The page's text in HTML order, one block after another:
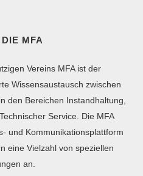
MFA
Vereins MFA ist der
Wissensaustausch zwischen
den Bereichen Instandhaltung,
Service. Die MFA
und Kommunikationsplattform
eine Vielzahl von speziellen
an.